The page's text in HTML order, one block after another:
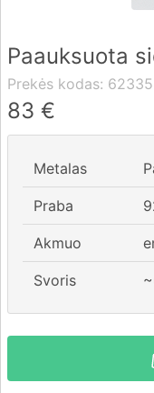
Rekvizitai
Kontaktai
604 42021
Paauksuota
Prekės kodas: 62335
83 €
Metalas
Praba
Akmuo
Svoris ~